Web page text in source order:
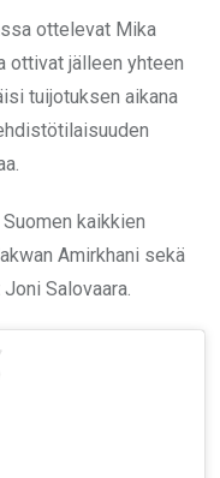
ottelevat Mika
ottivat jälleen yhteen
tuijotuksen aikana
kaikkien
Amirkhani sekä
Salovaara.